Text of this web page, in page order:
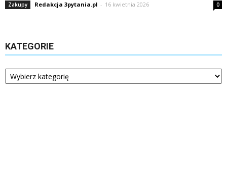
Zakupy Redakcja 3pytania.pl - 16 kwietnia 2026 0
KATEGORIE
Kategorie